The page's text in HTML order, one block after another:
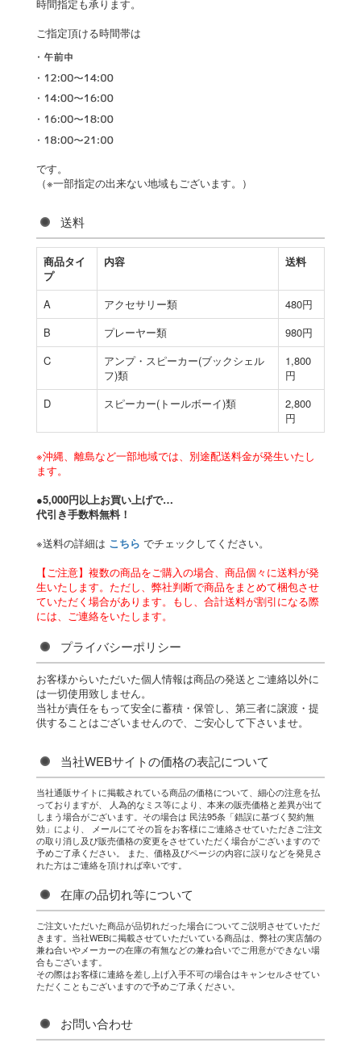
時間指定も承ります。
ご指定頂ける時間帯は
です。
（※一部指定の出来ない地域もございます。）
送料
商品タイ
プ
内容 送料
A アクセサリー類
480円
B
プレーヤー類
980円
C
アンプ・スピーカー(ブックシェル
フ)類
1,800
円
D
スピーカー(トールボーイ)類
2,800
円
※沖縄、離島など一部地域では、別途配送料金が発生いたし
ます。
●5,000円以上お買い上げで…
代引き手数料無料！
※送料の詳細は こちら でチェックしてください。
【ご注意】複数の商品をご購入の場合、商品個々に送料が発
生いたします。ただし、弊社判断で商品をまとめて梱包させ
ていただく場合があります。もし、合計送料が割引になる際
には、ご連絡をいたします。
プライバシーポリシー
お客様からいただいた個人情報は商品の発送とご連絡以外に
は一切使用致しません。
当社が責任をもって安全に蓄積・保管し、第三者に譲渡・提
供することはございませんので、ご安心して下さいませ。
当社WEBサイトの価格の表記について
当社通販サイトに掲載されている商品の価格について、細心の注意を払
っておりますが、 人為的なミス等により、本来の販売価格と差異が出て
しまう場合がございます。その場合は 民法95条「錯誤に基づく契約無
効」により、 メールにてその旨をお客様にご連絡させていただきご注文
の取り消し及び販売価格の変更をさせていただく場合がございますので
予めご了承ください。 また、価格及びページの内容に誤りなどを発見さ
れた方はご連絡を頂ければ幸いです。
在庫の品切れ等について
ご注文いただいた商品が品切れだった場合についてご説明させていただ
きます。当社WEBに掲載させていただいている商品は、弊社の実店舗の
兼ね合いやメーカーの在庫の有無などの兼ね合いでご用意ができない場
合もございます。
その際はお客様に連絡を差し上げ入手不可の場合はキャンセルさせてい
ただくこともございますので予めご了承ください。
お問い合わせ